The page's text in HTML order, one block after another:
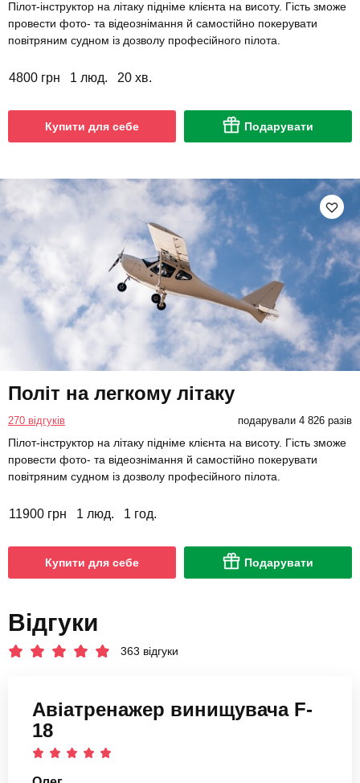
Пілот-інструктор на літаку підніме клієнта на висоту. Гість зможе
провести фото- та відеознімання й самостійно покерувати
повітряним судном із дозволу професійного пілота.
4800 грн 1 люд. 20 хв.
Купити для себе Подарувати
Політ на легкому літаку
270 відгуків подарували 4 826 разів
Пілот-інструктор на літаку підніме клієнта на висоту. Гість зможе
провести фото- та відеознімання й самостійно покерувати
повітряним судном із дозволу професійного пілота.
11900 грн 1 люд. 1 год.
Купити для себе Подарувати
Відгуки
363 відгуки
Авіатренажер винищувача F-
18